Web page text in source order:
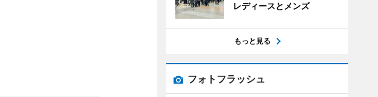
レディースとメンズ
もっと見る
フォトフラッシュ